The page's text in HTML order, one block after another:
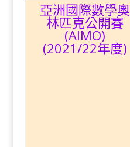
亞洲國際數學奧
林匹克公開賽
(AIMO)
(2021/22年度)